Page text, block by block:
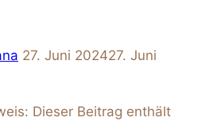
27. Juni 202427. Juni
Dieser Beitrag enthält